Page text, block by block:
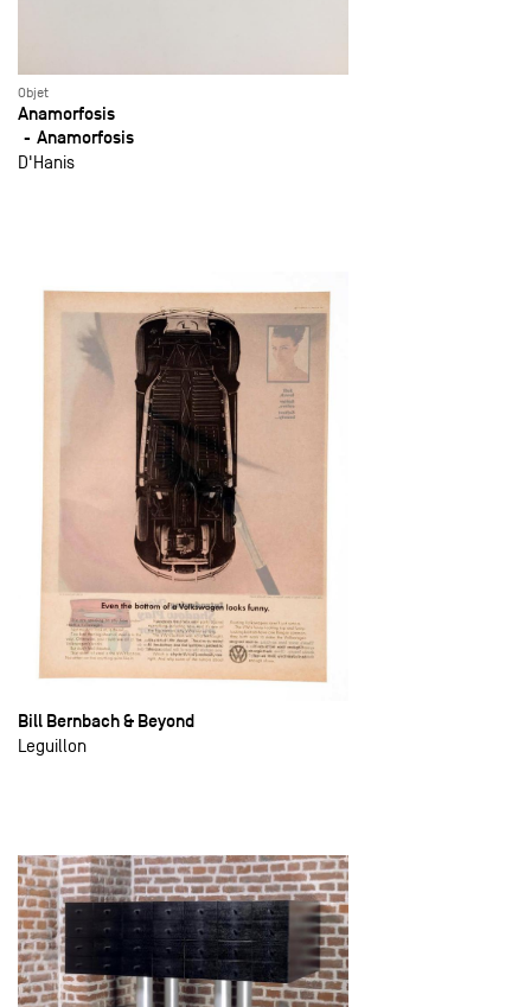
Objet
Anamorfosis
Anamorfosis
D'Hanis
Bill Bernbach & Beyond
Leguillon